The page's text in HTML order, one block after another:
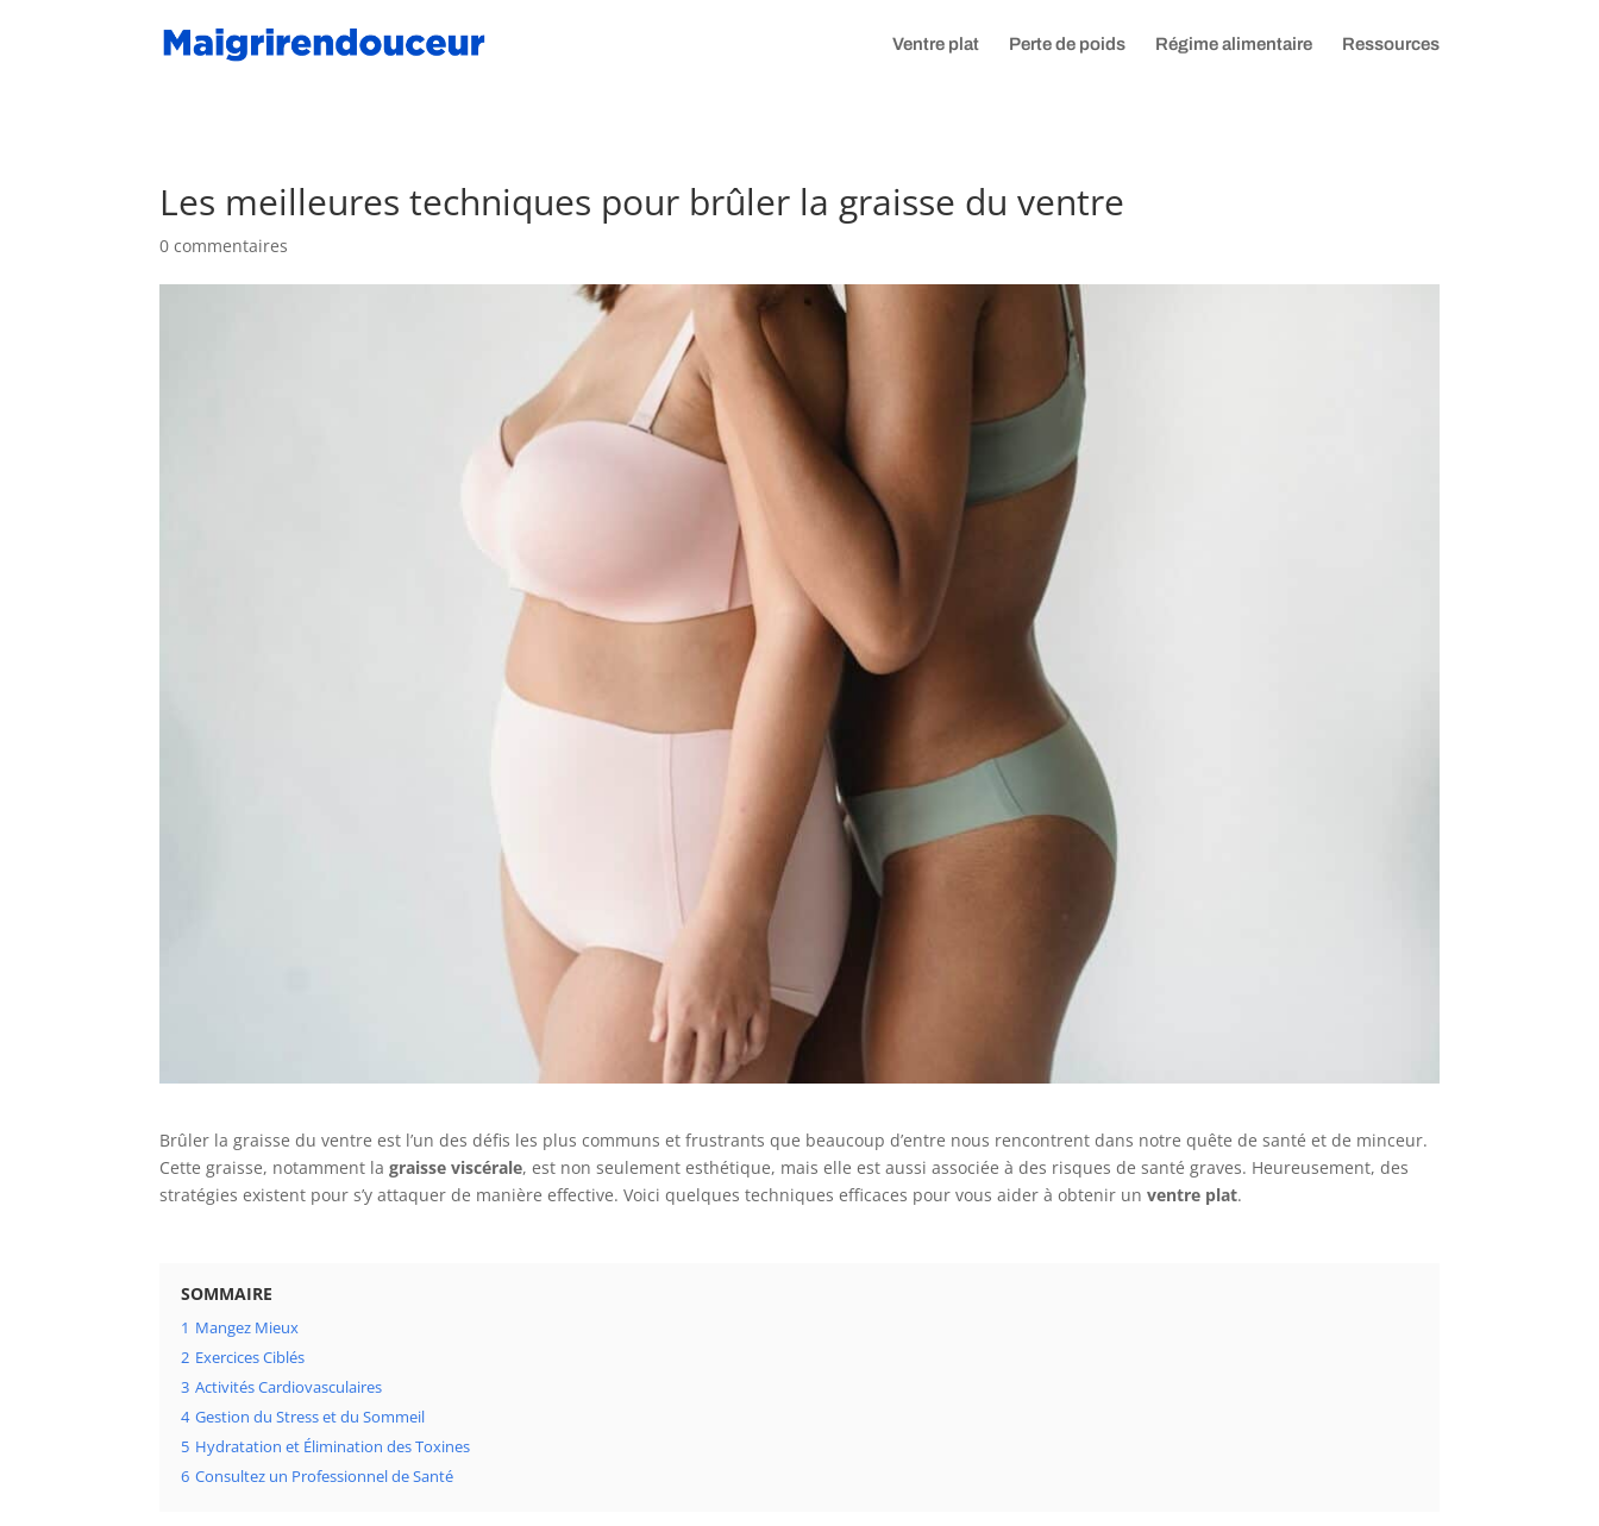
Ventre plat Perte de poids Régime alimentaire Ressources
Les meilleures techniques pour brûler la graisse du ventre
0 commentaires
Brûler la graisse du ventre est l’un des défis les plus communs et frustrants que beaucoup d’entre nous rencontrent dans notre quête de santé et de minceur.
Cette graisse, notamment lagraisse viscérale, est non seulement esthétique, mais elle est aussi associée à des risques de santé graves. Heureusement, des
stratégies existent pour s’y attaquer de manière effective. Voici quelques techniques efficaces pour vous aider à obtenir unventre plat.
SOMMAIRE
1 Mangez Mieux
2 Exercices Ciblés
3 Activités Cardiovasculaires
4 Gestion du Stress et du Sommeil
5 Hydratation et Élimination des Toxines
6 Consultez un Professionnel de Santé